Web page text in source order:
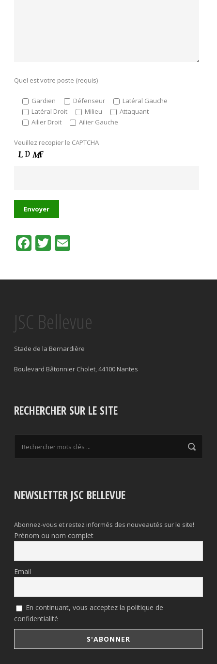
Quel est votre poste (requis)
Gardien Défenseur
Latéral Gauche
Latéral Droit
Milieu
Attaquant
Ailier Droit
Ailier Gauche
Veuillez recopier le CAPTCHA
Facebook
Twitter
JSC Bellevue
Stade de la Bernardière
Boulevard Bâtonnier Cholet, 44100 Nantes
RECHERCHER SUR LE SITE
NEWSLETTER JSC BELLEVUE
Abonnez-vous et restez informés des nouveautés sur le site!
Prénom ou nom complet
Email
En continuant, vous acceptez la politique de
confidentialité